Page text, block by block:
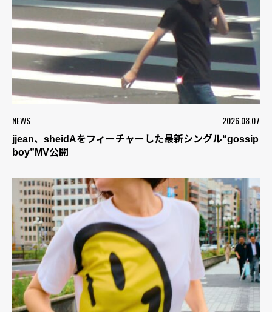
NEWS 2026.08.07
jjean、sheidAをフィーチャーした最新シングル“gossip
boy”MV公開